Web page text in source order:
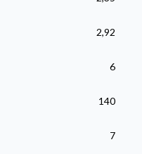
2,92
6
140
7